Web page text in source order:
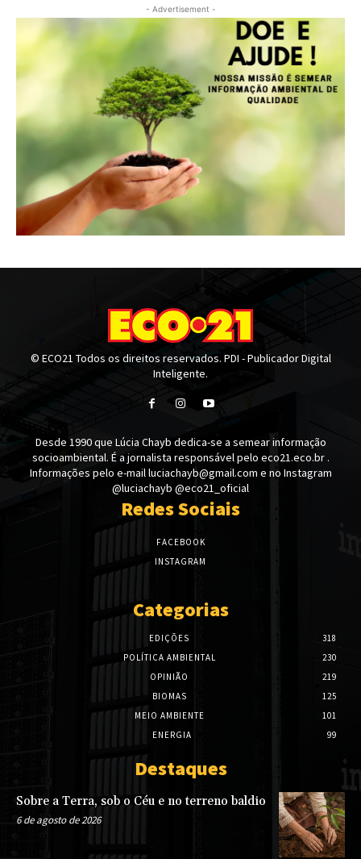
- Advertisement -
© ECO21 Todos os direitos reservados. PDI - Publicador Digital
Inteligente.
Desde 1990 que Lúcia Chayb dedica-se a semear informação
socioambiental. É a jornalista responsável pelo eco21.eco.br .
Informações pelo e-mail luciachayb@gmail.com e no Instagram
@luciachayb @eco21_oficial
Redes Sociais
FACEBOOK
INSTAGRAM
Categorias
EDIÇÕES
318
POLÍTICA AMBIENTAL
230
OPINIÃO
219
BIOMAS
125
MEIO AMBIENTE
101
ENERGIA
99
Destaques
Sobre a Terra, sob o Céu e no terreno baldio
6 de agosto de 2026